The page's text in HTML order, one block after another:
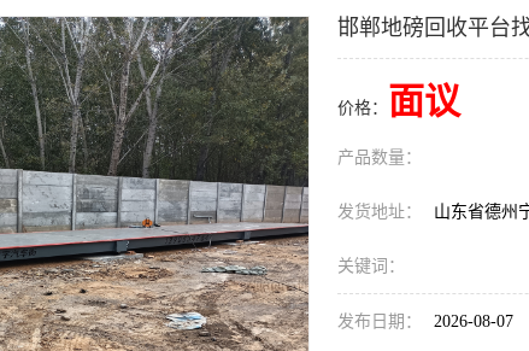
邯郸地磅回收平台
价格： 面议
产品数量：
发货地址： 山东省德州
关键词：
发布日期： 2026-08-07